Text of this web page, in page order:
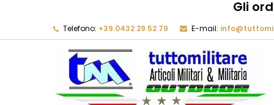
Gli
Telefono: +39.0432 29 52 79 E-mail: